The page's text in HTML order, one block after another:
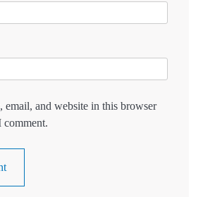
email, and website in this browser
comment.